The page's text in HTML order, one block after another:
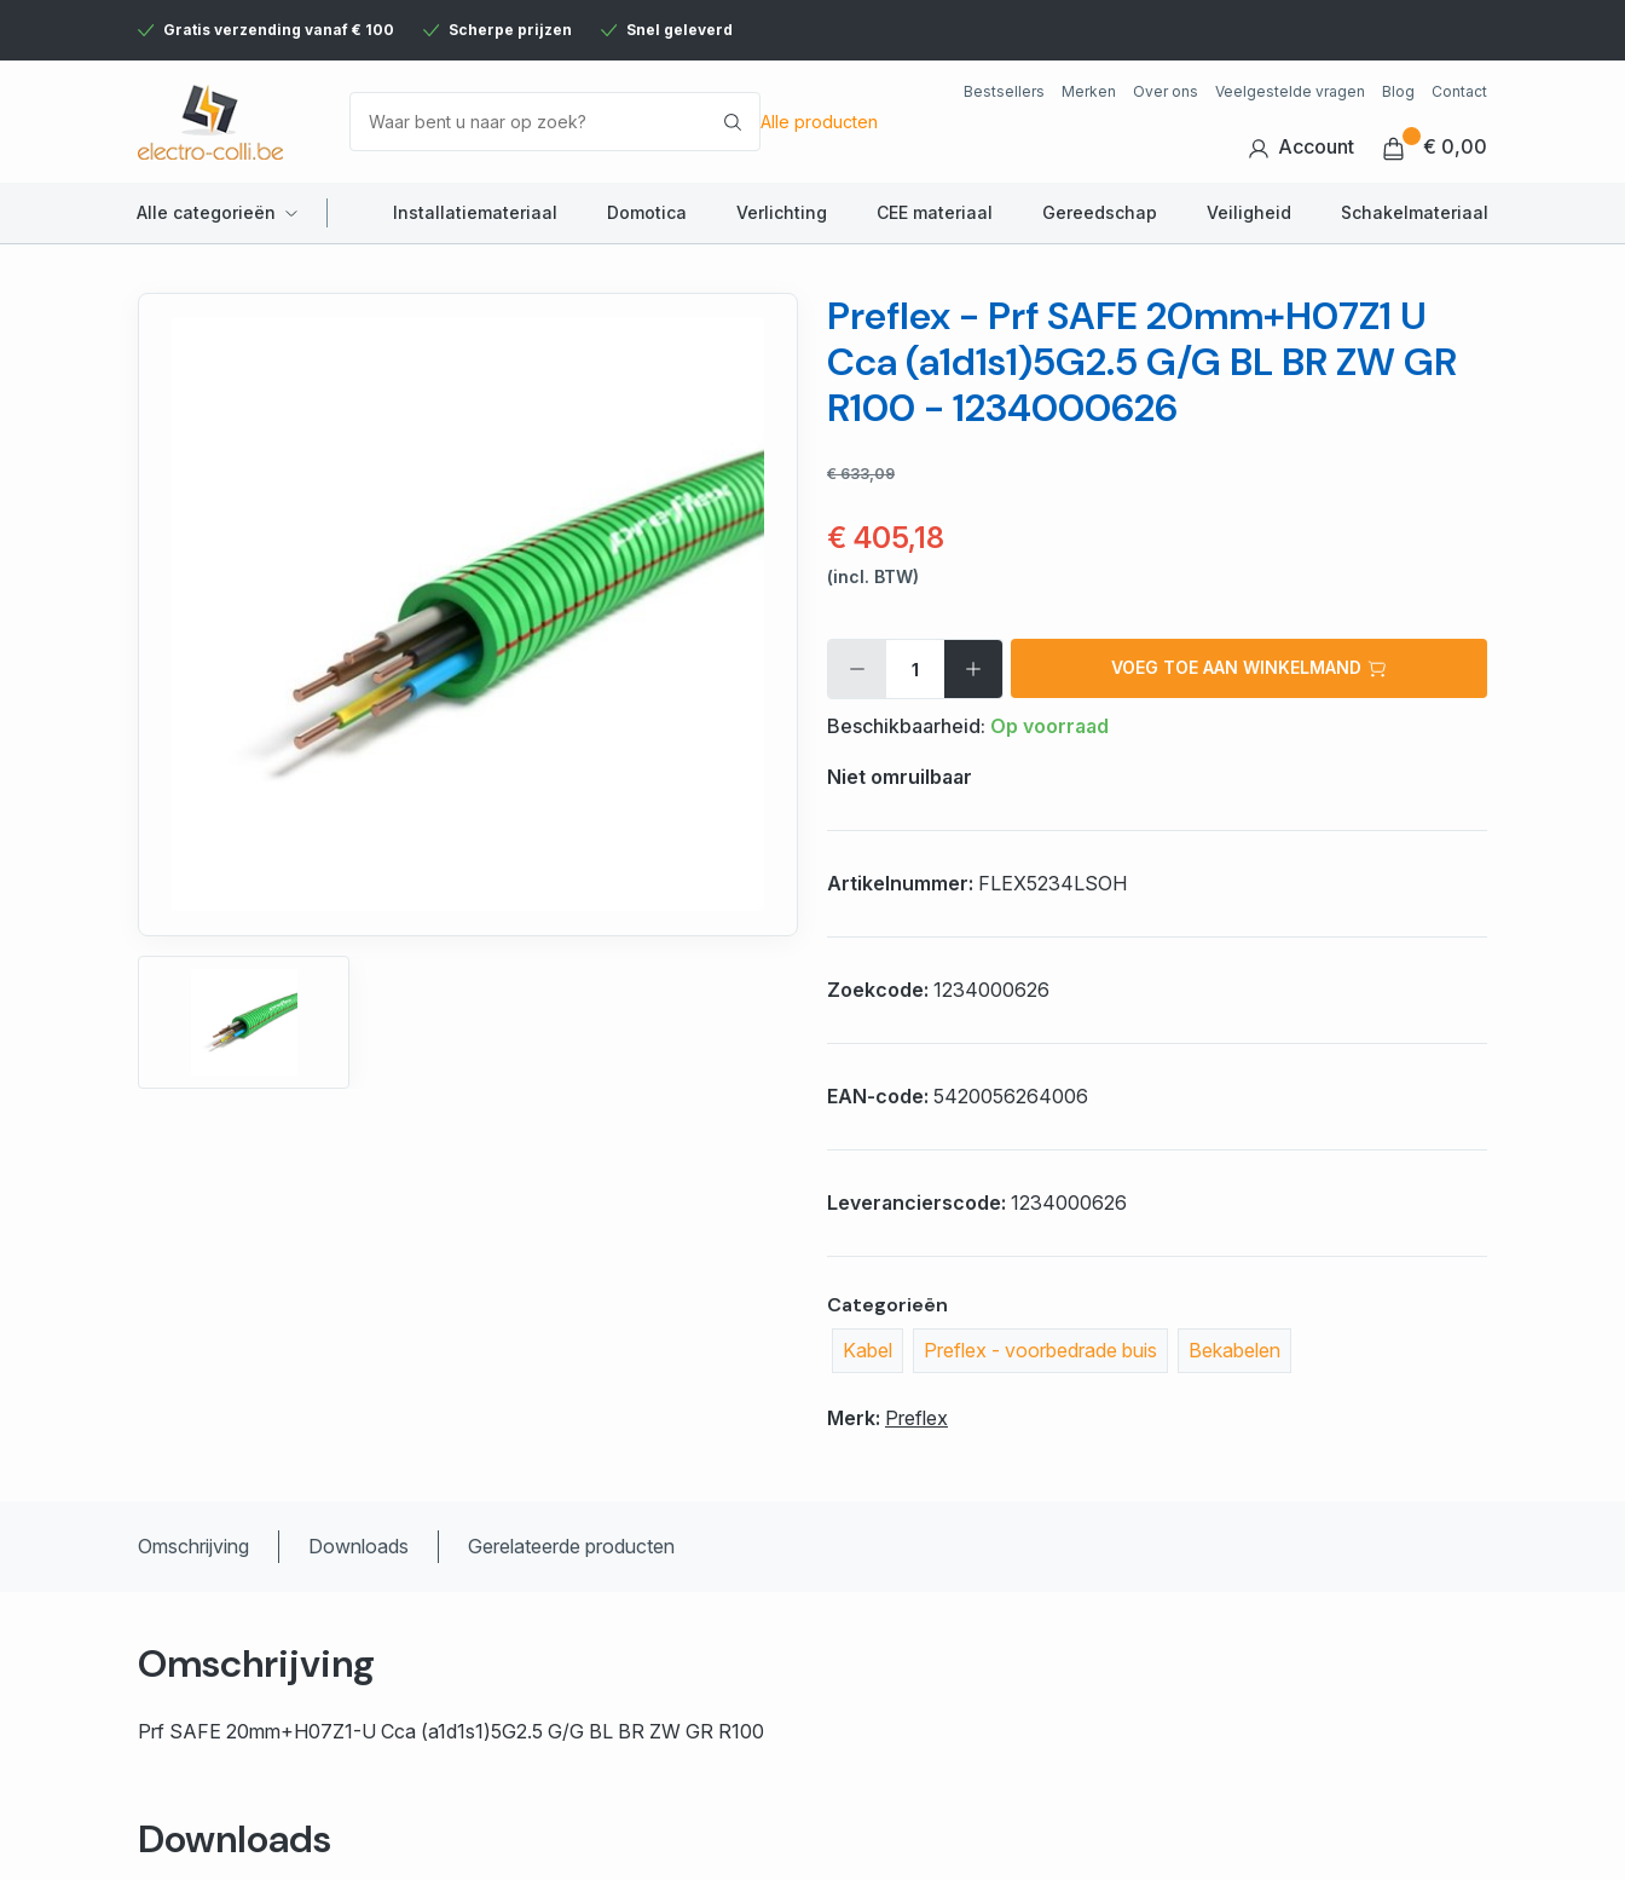
Gratis verzending vanaf € 100 Scherpe prijzen Snel geleverd
Alle producten
Bestsellers Merken Over ons Veelgestelde vragen Blog Contact
Account € 0,00
Alle categorieën Installatiemateriaal Domotica Verlichting CEE materiaal Gereedschap Veiligheid Schakelmateriaal
Preflex - Prf SAFE 20mm+H07Z1 U
Cca (a1d1s1)5G2.5 G/G BL BR ZW GR
R100 - 1234000626
€ 633,09
€ 405,18
(incl. BTW)
VOEG TOE AAN WINKELMAND
Beschikbaarheid: Op voorraad
Niet omruilbaar
Artikelnummer: FLEX5234LSOH
Zoekcode: 1234000626
EAN-code: 5420056264006
Leverancierscode: 1234000626
Categorieën
Kabel Preflex - voorbedrade buis Bekabelen
Merk: Preflex
Omschrijving Downloads Gerelateerde producten
Omschrijving
Prf SAFE 20mm+H07Z1-U Cca (a1d1s1)5G2.5 G/G BL BR ZW GR R100
Downloads